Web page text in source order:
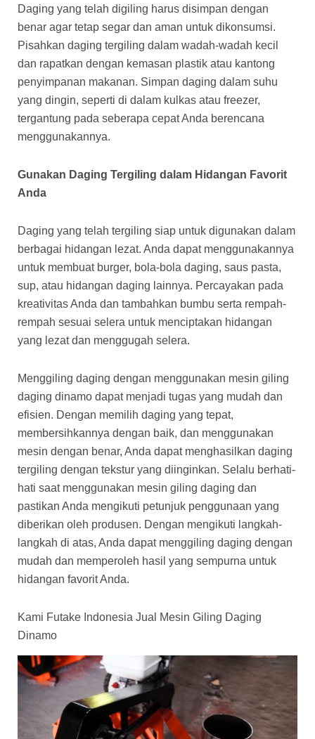
Daging yang telah digiling harus disimpan dengan
benar agar tetap segar dan aman untuk dikonsumsi.
Pisahkan daging tergiling dalam wadah-wadah kecil
dan rapatkan dengan kemasan plastik atau kantong
penyimpanan makanan. Simpan daging dalam suhu
yang dingin, seperti di dalam kulkas atau freezer,
tergantung pada seberapa cepat Anda berencana
menggunakannya.
Gunakan Daging Tergiling dalam Hidangan Favorit
Anda
Daging yang telah tergiling siap untuk digunakan dalam
berbagai hidangan lezat. Anda dapat menggunakannya
untuk membuat burger, bola-bola daging, saus pasta,
sup, atau hidangan daging lainnya. Percayakan pada
kreativitas Anda dan tambahkan bumbu serta rempah-
rempah sesuai selera untuk menciptakan hidangan
yang lezat dan menggugah selera.
Menggiling daging dengan menggunakan mesin giling
daging dinamo dapat menjadi tugas yang mudah dan
efisien. Dengan memilih daging yang tepat,
membersihkannya dengan baik, dan menggunakan
mesin dengan benar, Anda dapat menghasilkan daging
tergiling dengan tekstur yang diinginkan. Selalu berhati-
hati saat menggunakan mesin giling daging dan
pastikan Anda mengikuti petunjuk penggunaan yang
diberikan oleh produsen. Dengan mengikuti langkah-
langkah di atas, Anda dapat menggiling daging dengan
mudah dan memperoleh hasil yang sempurna untuk
hidangan favorit Anda.
Kami Futake Indonesia Jual Mesin Giling Daging
Dinamo